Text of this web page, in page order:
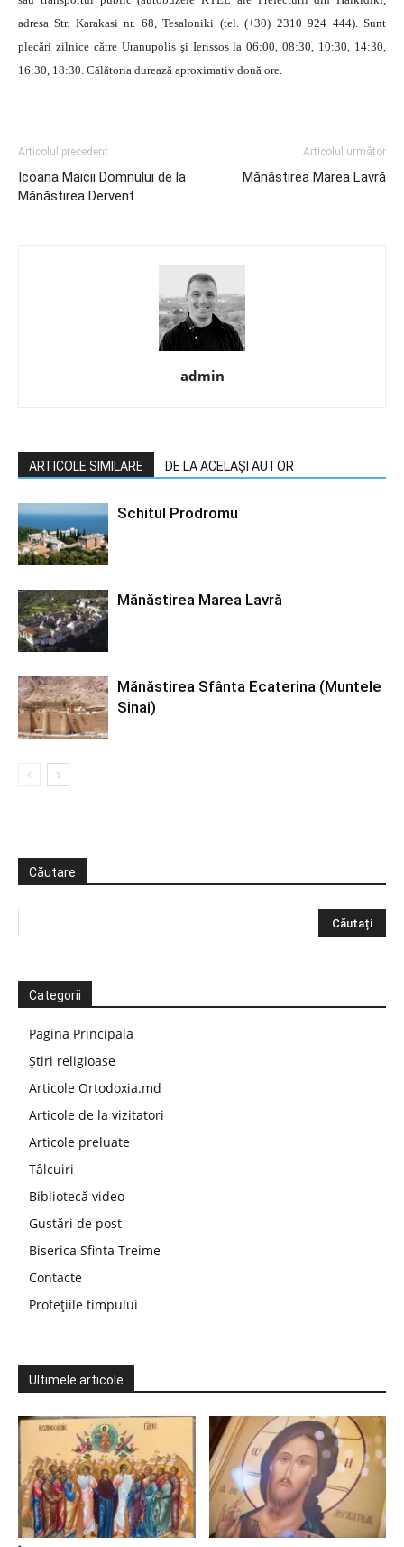
adresa Str. Karakasi nr. 68, Tesaloniki (tel. (+30) 2310 924 444). Sunt
plecări zilnice către Uranupolis şi Ierissos la 06:00, 08:30, 10:30, 14:30,
16:30, 18:30. Călătoria durează aproximativ două ore.
Articolul precedent
Icoana Maicii Domnului de la
Mănăstirea Dervent
Articolul următor
Mănăstirea Marea Lavră
admin
ARTICOLE SIMILARE DE LA ACELAȘI AUTOR
Schitul Prodromu
Mănăstirea Marea Lavră
Mănăstirea Sfânta Ecaterina (Muntele
Sinai)
Căutare
Categorii
Pagina Principala
Știri religioase
Articole Ortodoxia.md
Articole de la vizitatori
Articole preluate
Tâlcuiri
Bibliotecă video
Gustări de post
Biserica Sfinta Treime
Contacte
Profețiile timpului
Ultimele articole